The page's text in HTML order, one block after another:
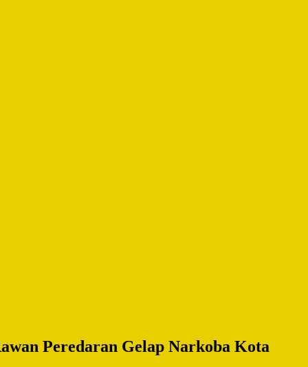
Peredaran Gelap Narkoba Kota